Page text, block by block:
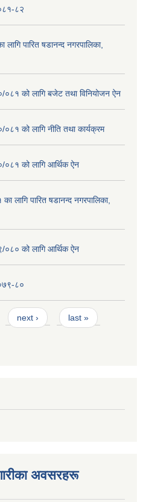
८२
पारित षडानन्द नगरपालिका,
को लागि बजेट तथा विनियोजन ऐन
को लागि नीति तथा कार्यक्रम
०८१ को लागि आर्थिक ऐन
पारित षडानन्द नगरपालिका,
०८० को लागि आर्थिक ऐन
८०
next › last »
अवसरहरू